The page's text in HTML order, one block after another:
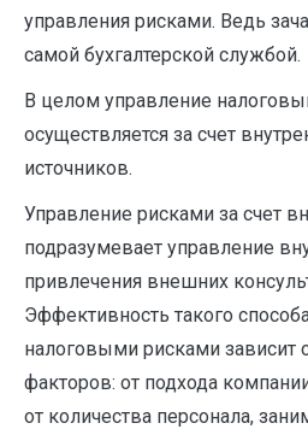
управления рисками. Ведь
самой бухгалтерской службой.
В целом управление
осуществляется за счет
источников.
Управление рисками за счет
подразумевает управление
привлечения внешних
Эффективность такого
налоговыми рисками зависит
факторов: от подхода
от количества персонала,